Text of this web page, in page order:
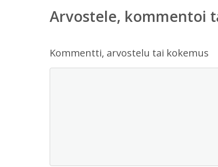
Arvostele, kommentoi
Kommentti, arvostelu tai kokemus